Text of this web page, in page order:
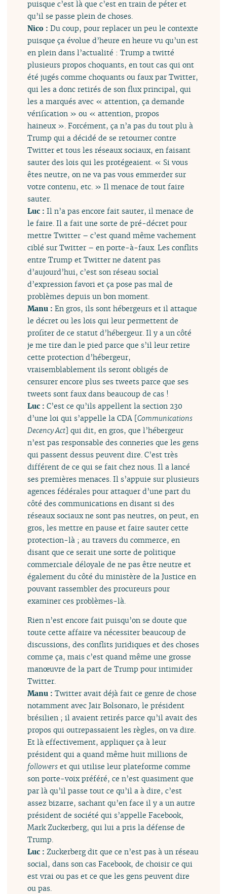
puisque c’est là que c’est en train de péter et
qu’il se passe plein de choses.
Nico :Du coup, pour replacer un peu le contexte
puisque ça évolue d’heure en heure vu qu’un est
en plein dans l’actualité : Trump a twitté
plusieurs propos choquants, en tout cas qui ont
été jugés comme choquants ou faux par Twitter,
qui les a donc retirés de son flux principal, qui
les a marqués avec « attention, ça demande
vérification » ou « attention, propos
haineux ». Forcément, ça n’a pas du tout plu à
Trump qui a décidé de se retourner contre
Twitter et tous les réseaux sociaux, en faisant
sauter des lois qui les protégeaient. « Si vous
êtes neutre, on ne va pas vous emmerder sur
votre contenu, etc. » Il menace de tout faire
sauter.
Luc :Il n’a pas encore fait sauter, il menace de
le faire. Il a fait une sorte de pré-décret pour
mettre Twitter – c’est quand même vachement
ciblé sur Twitter – en porte-à-faux. Les conflits
entre Trump et Twitter ne datent pas
d’aujourd’hui, c’est son réseau social
d’expression favori et ça pose pas mal de
problèmes depuis un bon moment.
Manu :En gros, ils sont hébergeurs et il attaque
le décret ou les lois qui leur permettent de
profiter de ce statut d’hébergeur. Il y a un côté
je me tire dan le pied parce que s’il leur retire
cette protection d’hébergeur,
vraisemblablement ils seront obligés de
censurer encore plus ses tweets parce que ses
tweets sont faux dans beaucoup de cas !
Luc :C’est ce qu’ils appellent la section 230
d’une loi qui s’appelle la CDA [Communications
Decency Act] qui dit, en gros, que l’hébergeur
n’est pas responsable des conneries que les gens
qui passent dessus peuvent dire. C’est très
différent de ce qui se fait chez nous. Il a lancé
ses premières menaces. Il s’appuie sur plusieurs
agences fédérales pour attaquer d’une part du
côté des communications en disant si des
réseaux sociaux ne sont pas neutres, on peut, en
gros, les mettre en pause et faire sauter cette
protection-là ; au travers du commerce, en
disant que ce serait une sorte de politique
commerciale déloyale de ne pas être neutre et
également du côté du ministère de la Justice en
pouvant rassembler des procureurs pour
examiner ces problèmes-là.
Rien n’est encore fait puisqu’on se doute que
toute cette affaire va nécessiter beaucoup de
discussions, des conflits juridiques et des choses
comme ça, mais c’est quand même une grosse
manœuvre de la part de Trump pour intimider
Twitter.
Manu :Twitter avait déjà fait ce genre de chose
notamment avec Jair Bolsonaro, le président
brésilien ; il avaient retirés parce qu’il avait des
propos qui outrepassaient les règles, on va dire.
Et là effectivement, appliquer ça à leur
président qui a quand même huit millions de
followers et qui utilise leur plateforme comme
son porte-voix préféré, ce n’est quasiment que
par là qu’il passe tout ce qu’il a à dire, c’est
assez bizarre, sachant qu’en face il y a un autre
président de société qui s’appelle Facebook,
Mark Zuckerberg, qui lui a pris la défense de
Trump.
Luc :Zuckerberg dit que ce n’est pas à un réseau
social, dans son cas Facebook, de choisir ce qui
est vrai ou pas et ce que les gens peuvent dire
ou pas.